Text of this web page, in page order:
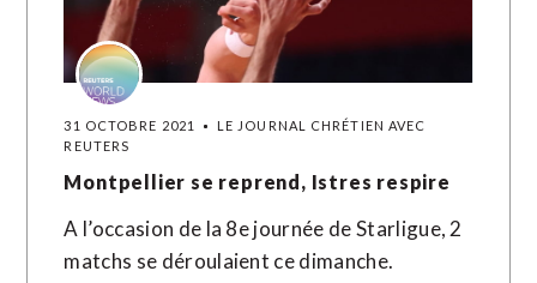
31 OCTOBRE 2021
LE JOURNAL CHRÉTIEN AVEC
REUTERS
Montpellier se reprend, Istres respire
A l’occasion de la 8e journée de Starligue, 2
matchs se déroulaient ce dimanche.